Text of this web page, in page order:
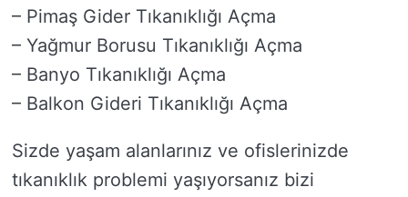
– Pimaş Gider Tıkanıklığı Açma
– Yağmur Borusu Tıkanıklığı Açma
– Banyo Tıkanıklığı Açma
– Balkon Gideri Tıkanıklığı Açma
Sizde yaşam alanlarınız ve ofislerinizde
tıkanıklık problemi yaşıyorsanız bizi